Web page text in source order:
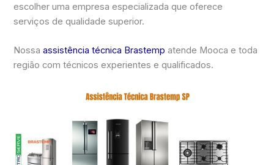
escolher uma empresa especializada que oferece
serviços de qualidade superior.
Nossaassistência técnica Brastemp atende Mooca e toda
região com técnicos experientes e qualificados.